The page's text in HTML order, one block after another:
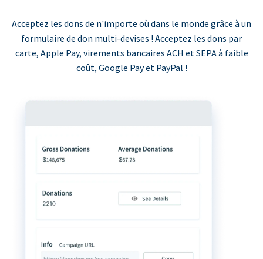
Acceptez les dons de n'importe où dans le monde grâce à un
formulaire de don multi-devises ! Acceptez les dons par
carte, Apple Pay, virements bancaires ACH et SEPA à faible
coût, Google Pay et PayPal !